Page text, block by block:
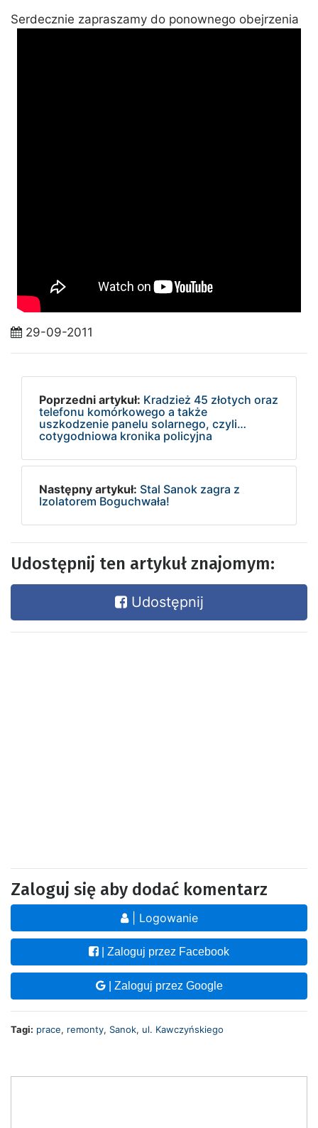
Serdecznie zapraszamy do ponownego obejrzenia
29-09-2011
Poprzedni artykuł: Kradzież 45 złotych oraz
telefonu komórkowego a także
uszkodzenie panelu solarnego, czyli…
cotygodniowa kronika policyjna
Następny artykuł: Stal Sanok zagra z
Izolatorem Boguchwała!
Udostępnij ten artykuł znajomym:
Udostępnij
Zaloguj się aby dodać komentarz
| Logowanie
| Zaloguj przez Facebook
| Zaloguj przez Google
Tagi: prace, remonty, Sanok, ul. Kawczyńskiego